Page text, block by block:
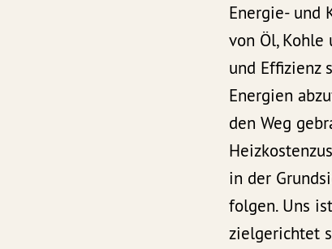
Energie- und
von Öl, Kohle
und Effizienz
Energien
den Weg
in der
folgen. Uns
zielgerichtet